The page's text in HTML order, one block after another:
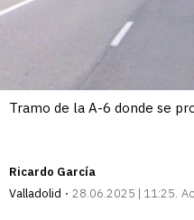
Tramo de la A-6 donde se
Ricardo García
Valladolid
28.06.2025 | 11:25